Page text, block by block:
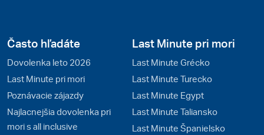
Často hľadáte
Dovolenka leto 2026
Last Minute pri mori
Poznávacie zájazdy
Najlacnejšia dovolenka pri
mori s all inclusive
Last Minute pri mori
Last Minute Grécko
Last Minute Turecko
Last Minute Egypt
Last Minute Taliansko
Last Minute Španielsko